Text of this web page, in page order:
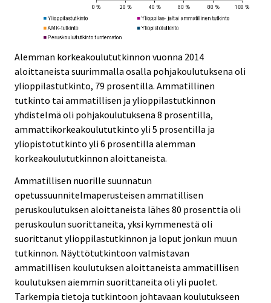
Alemman korkeakoulututkinnon vuonna 2014
aloittaneista suurimmalla osalla pohjakoulutuksena oli
ylioppilastutkinto, 79 prosentilla. Ammatillinen
tutkinto tai ammatillisen ja ylioppilastutkinnon
yhdistelmä oli pohjakoulutuksena 8 prosentilla,
ammattikorkeakoulututkinto yli 5 prosentilla ja
yliopistotutkinto yli 6 prosentilla alemman
korkeakoulututkinnon aloittaneista.
Ammatillisen nuorille suunnatun
opetussuunnitelmaperusteisen ammatillisen
peruskoulutuksen aloittaneista lähes 80 prosenttia oli
peruskoulun suorittaneita, yksi kymmenestä oli
suorittanut ylioppilastutkinnon ja loput jonkun muun
tutkinnon. Näyttötutkintoon valmistavan
ammatillisen koulutuksen aloittaneista ammatillisen
koulutuksen aiemmin suorittaneita oli yli puolet.
Tarkempia tietoja tutkintoon johtavaan koulutukseen